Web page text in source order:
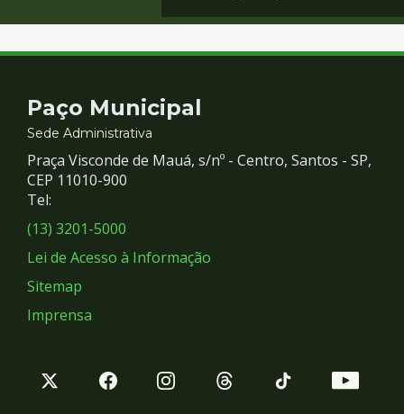
Contato
e
Redes
Sociais
Paço Municipal
Sede Administrativa
Praça Visconde de Mauá, s/nº - Centro, Santos - SP,
CEP 11010-900
Tel:
(13) 3201-5000
Lei de Acesso à Informação
Sitemap
Imprensa